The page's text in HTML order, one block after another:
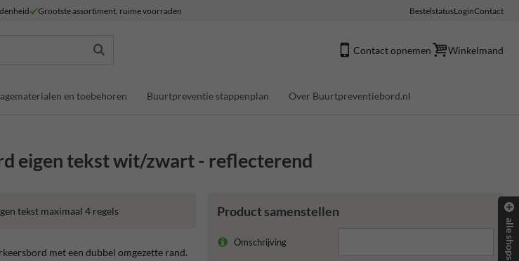
Grootste assortiment, ruime voorraden BestelstatusLoginContact
Contact opnemen Winkelmand
en toebehoren Buurtpreventie stappenplan Over Buurtpreventiebord.nl
eigen tekst wit/zwart - reflecterend
Product samenstellen
Omschrijving
tekst maximaal 4 regels
met een dubbel omgezette rand. alle shops